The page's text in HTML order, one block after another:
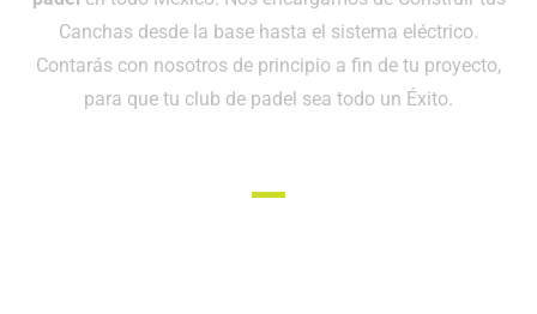
Canchas desde la base hasta el sistema eléctrico.
Contarás con nosotros de principio a fin de tu proyecto,
para que tu club de padel sea todo un Éxito.